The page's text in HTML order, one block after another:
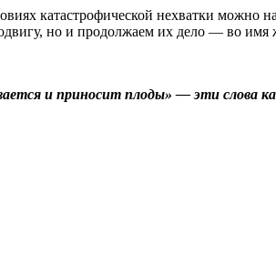
катастрофической нехватки можно
но и продолжаем их дело — во имя
и приносит плоды» — эти слова